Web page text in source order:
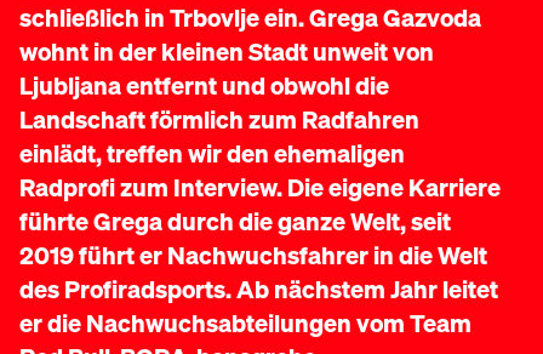
schließlich in Trbovlje ein. Grega Gazvoda
wohnt in der kleinen Stadt unweit von
Ljubljana entfernt und obwohl die
Landschaft förmlich zum Radfahren
einlädt, treffen wir den ehemaligen
Radprofi zum Interview. Die eigene Karriere
führte Grega durch die ganze Welt, seit
2019 führt er Nachwuchsfahrer in die Welt
des Profiradsports. Ab nächstem Jahr leitet
er die Nachwuchsabteilungen vom Team